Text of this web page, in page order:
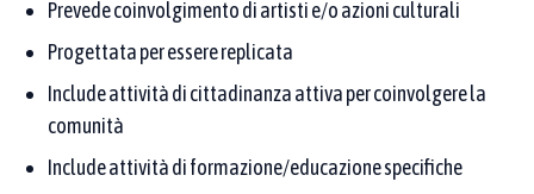
Prevede coinvolgimento di artisti e/o azioni culturali
Progettata per essere replicata
Include attività di cittadinanza attiva per coinvolgere la
comunità
Include attività di formazione/educazione specifiche